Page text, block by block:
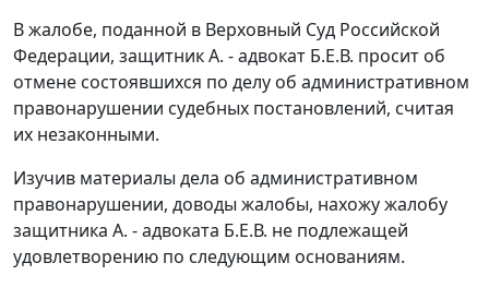
В жалобе, поданной в Верховный Суд Российской
Федерации, защитник А. - адвокат Б.Е.В. просит об
отмене состоявшихся по делу об административном
правонарушении судебных постановлений, считая
их незаконными.
Изучив материалы дела об административном
правонарушении, доводы жалобы, нахожу жалобу
защитника А. - адвоката Б.Е.В. не подлежащей
удовлетворению по следующим основаниям.